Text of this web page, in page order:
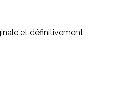
et définitivement